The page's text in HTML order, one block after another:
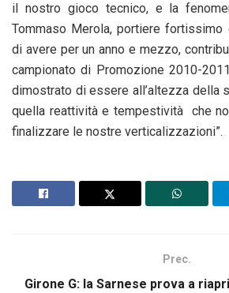
il nostro gioco tecnico, e la
Tommaso Merola, portiere fortissimo
di avere per un anno e mezzo,
campionato di Promozione 2010-
dimostrato di essere all’altezza della
quella reattività e tempestività che
finalizzare le nostre verticalizzazioni”.
Prec.
Girone G: la Sarnese prova a